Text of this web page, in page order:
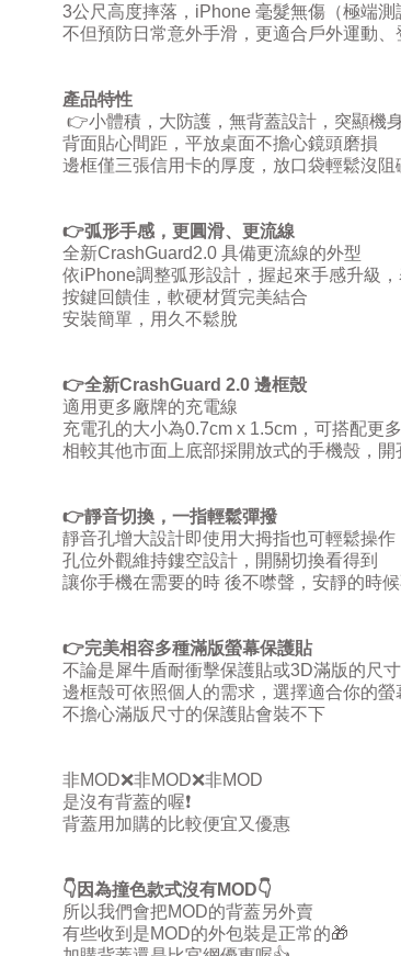
3公尺高度摔落， iPhone 毫髮無傷（極端測
不但預防日常意外手滑，更適合戶外運動
產品特性
👉小體積，大防護，無背蓋設計，突顯機
背面貼心間距，平放桌面不擔心鏡頭磨損
邊框僅三張信用卡的厚度，放口袋輕鬆沒阻
👉弧形手感，更圓滑、更流線
全新CrashGuard2.0 具備更流線的外型
依iPhone調整弧形設計，握起來手感升級
按鍵回饋佳，軟硬材質完美結合
安裝簡單，用久不鬆脫
👉全新CrashGuard 2.0 邊框殼
適用更多廠牌的充電線
充電孔的大小為0.7cm x 1.5cm ，可搭配更
相較其他市面上底部採開放式的手機殼，
👉靜音切換，一指輕鬆彈撥
靜音孔增大設計即使用大拇指也可輕鬆操作
孔位外觀維持鏤空設計，開關切換看得到
讓你手機在需要的時 後不噤聲，安靜的時
👉完美相容多種滿版螢幕保護貼
不論是犀牛盾耐衝擊保護貼或3D滿版的尺寸
邊框殼可依照個人的需求，選擇適合你的螢
不擔心滿版尺寸的保護貼會裝不下
非MOD❌非MOD❌非MOD
是沒有背蓋的喔❗
背蓋用加購的比較便宜又優惠
👇 因為撞色款式沒有MOD👇
所以我們會把MOD的背蓋另外賣
有些收到是MOD的外包裝是正常的🎁